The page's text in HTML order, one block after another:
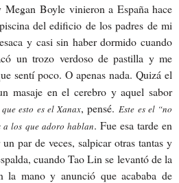
Megan Boylevinieron a España hace
del edificio de los padres de mi
y casi sin haber dormido cuando
un trozo verdoso de pastilla y me
sentí poco. O apenas nada. Quizá el
masaje en el cerebro y aquel sabor
esto es el Xanax, pensé. Este es el “no
a los que adoro hablan. Fue esa tarde en
par de veces, salpicar otras tantas y
cuando Tao Lin se levantó de la
la mano y anunció que acababa de